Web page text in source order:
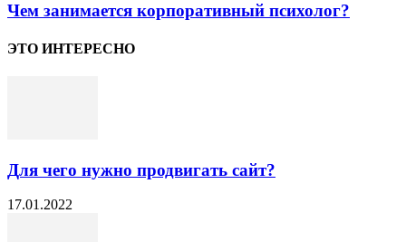
Чем занимается корпоративный психолог?
ЭТО ИНТЕРЕСНО
Для чего нужно продвигать сайт?
17.01.2022